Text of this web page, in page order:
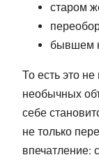
старом
бывшем
То есть это
необычных
себе
не только
впечатление: